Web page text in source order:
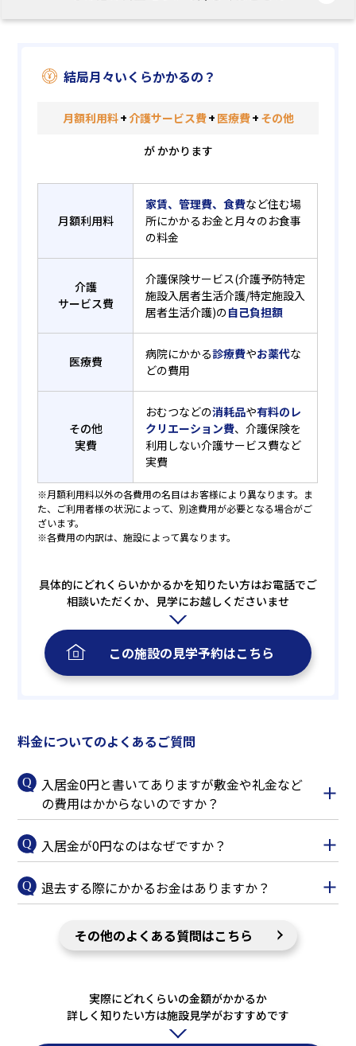
結局月々いくらかかるの？
月額利用料+ 介護サービス費+ 医療費+ その他
が かかります
月額利用料
家賃、管理費、食費など住む場
所にかかるお金と月々のお食事
の料金
介護
サービス費
介護保険サービス(介護予防特定
施設入居者生活介護/特定施設入
居者生活介護)の自己負担額
医療費 病院にかかる診療費やお薬代な
どの費用
その他
実費
おむつなどの消耗品や有料のレ
クリエーション費、介護保険を
利用しない介護サービス費など
実費
※月額利用料以外の各費用の名目はお客様により異なります。ま
た、ご利用者様の状況によって、別途費用が必要となる場合がご
ざいます。
※各費用の内訳は、施設によって異なります。
具体的にどれくらいかかるかを知りたい方はお電話でご
相談いただくか、見学にお越しくださいませ
この施設の見学予約はこちら
料金についてのよくあるご質問
入居金0円と書いてありますが敷金や礼金など
の費用はかからないのですか？
入居金が0円なのはなぜですか？
退去する際にかかるお金はありますか？
その他のよくある質問はこちら
実際にどれくらいの金額がかかるか
詳しく知りたい方は施設見学がおすすめです